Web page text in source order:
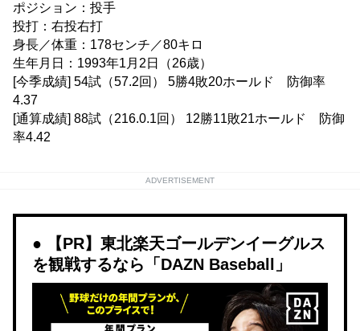
ポジション：投手
投打：右投右打
身長／体重：178センチ／80キロ
生年月日：1993年1月2日（26歳）
[今季成績] 54試（57.2回） 5勝4敗20ホールド 防御率
4.37
[通算成績] 88試（216.0.1回） 12勝11敗21ホールド 防御
率4.42
ADVERTISEMENT
【PR】東北楽天ゴールデンイーグルス
を観戦するなら「DAZN Baseball」